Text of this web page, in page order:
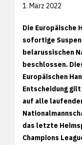
1. März 2022
Die Europäische
sofortige
belarussischen
beschlossen.
Europäischen
Entscheidung
auf alle
das letzte
Champions